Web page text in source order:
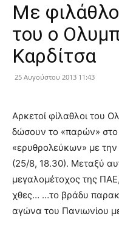
Με
του ο
Καρδίτσα
25 Αυγούστου 2013 11:43
Αρκετοί φίλαθλοι του
δώσουν το «παρών» στο
«ερυθρολεύκων» με
(25/8, 18.30). Μεταξύ
μεγαλομέτοχος της
χθες… …το βράδυ
αγώνα του Πανιωνίου